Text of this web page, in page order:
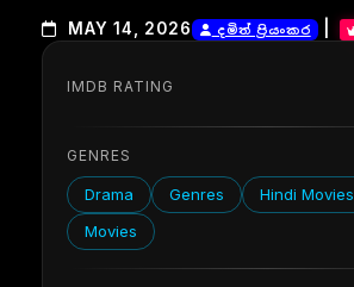
MAY 14, 2026 දමිත් ප්‍රියංකර
IMDB RATING
GENRES
Drama Genres Hindi Movies
Movies